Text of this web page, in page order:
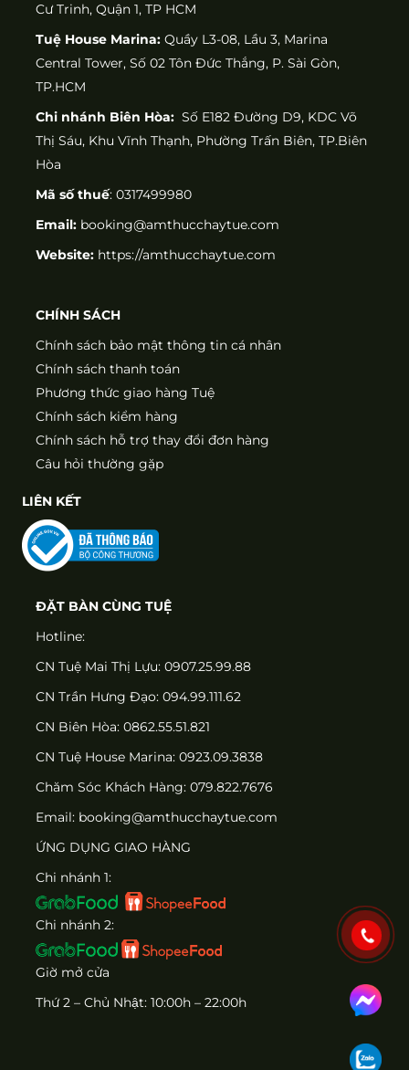
Cư Trinh, Quận 1, TP HCM
Tuệ House Marina: Quầy L3-08, Lầu 3, Marina
Central Tower, Số 02 Tôn Đức Thắng, P. Sài Gòn,
TP.HCM
Chi nhánh Biên Hòa: Số E182 Đường D9, KDC Võ
Thị Sáu, Khu Vĩnh Thạnh, Phường Trấn Biên, TP.Biên
Hòa
Mã số thuế: 0317499980
Email: booking@amthucchaytue.com
Website: https://amthucchaytue.com
CHÍNH SÁCH
Chính sách bảo mật thông tin cá nhân
Chính sách thanh toán
Phương thức giao hàng Tuệ
Chính sách kiểm hàng
Chính sách hỗ trợ thay đổi đơn hàng
Câu hỏi thường gặp
LIÊN KẾT
ĐẶT BÀN CÙNG TUỆ
Hotline:
CN Tuệ Mai Thị Lựu: 0907.25.99.88
CN Trần Hưng Đạo: 094.99.111.62
CN Biên Hòa: 0862.55.51.821
CN Tuệ House Marina: 0923.09.3838
Chăm Sóc Khách Hàng: 079.822.7676
Email: booking@amthucchaytue.com
ỨNG DỤNG GIAO HÀNG
Chi nhánh 1:
Chi nhánh 2:
Giờ mở cửa
Thứ 2 – Chủ Nhật: 10:00h – 22:00h